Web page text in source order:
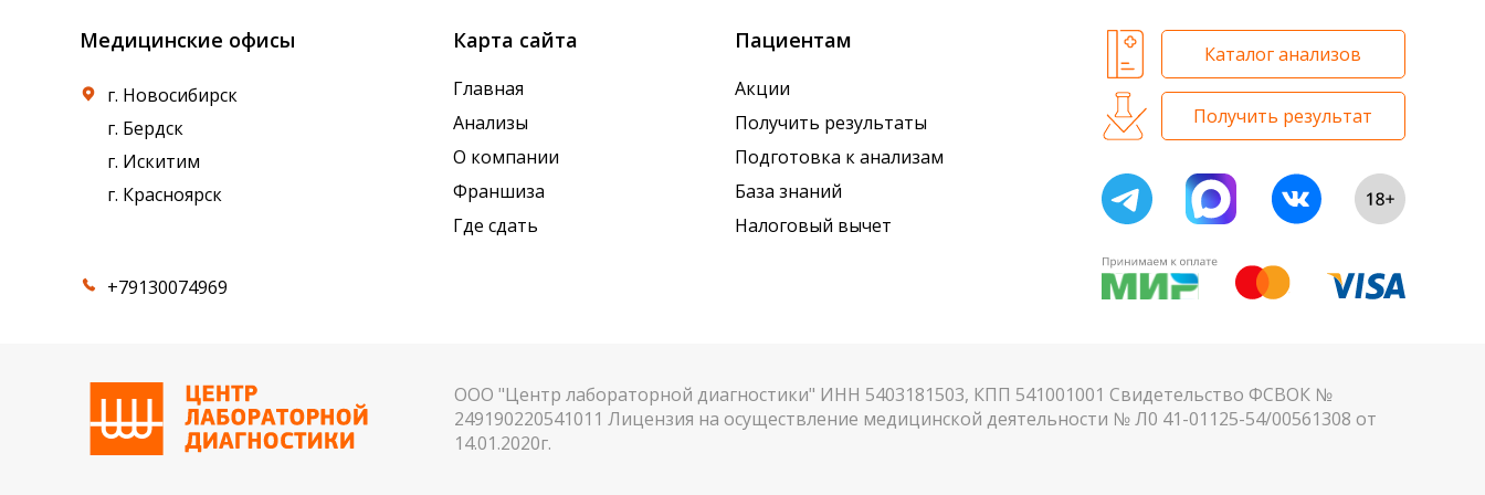
Медицинские офисы
г. Новосибирск
г. Бердск
г. Искитим
г. Красноярск
+79130074969
Карта сайта
Главная
Анализы
О компании
Франшиза
Где сдать
Пациентам
Акции
Получить результаты
Подготовка к анализам
База знаний
Налоговый вычет
Каталог анализов
Получить результат
ООО "Центр лабораторной диагностики" ИНН 5403181503, КПП 541001001 Свидетельство ФСВОК №
249190220541011 Лицензия на осуществление медицинской деятельности № Л0 41-01125-54/00561308 от
14.01.2020г.